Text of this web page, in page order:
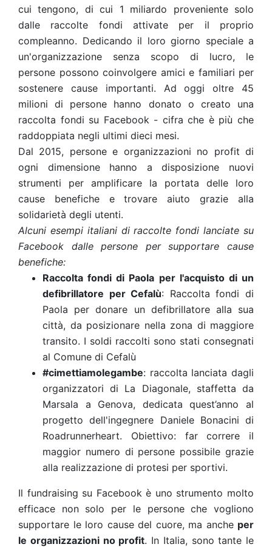
cui tengono, di cui 1 miliardo proveniente solo
dalle raccolte fondi attivate per il proprio
compleanno. Dedicando il loro giorno speciale a
un'organizzazione senza scopo di lucro, le
persone possono coinvolgere amici e familiari per
sostenere cause importanti. Ad oggi oltre 45
milioni di persone hanno donato o creato una
raccolta fondi su Facebook- cifra che è più che
raddoppiata negli ultimi dieci mesi.
Dal 2015, persone e organizzazioni no profit di
ogni dimensione hanno a disposizione nuovi
strumenti per amplificare la portata delle loro
cause benefiche e trovare aiuto grazie alla
solidarietà degli utenti.
Alcuni esempi italiani di raccolte fondi lanciate su
Facebook dalle persone per supportare cause
benefiche:
Raccolta fondi di Paola per l'acquisto di un
defibrillatore per Cefalù: Raccolta fondi di
Paola per donare un defibrillatore alla sua
città, da posizionare nella zona di maggiore
transito. I soldi raccolti sono stati consegnati
al Comune di Cefalù
#cimettiamolegambe: raccolta lanciata dagli
organizzatori di La Diagonale, staffetta da
Marsala a Genova, dedicata quest’anno al
progetto dell'ingegnere Daniele Bonacini di
Roadrunnerheart. Obiettivo: far correre il
maggior numero di persone possibile grazie
alla realizzazione di protesi per sportivi.
Il fundraising su Facebook è uno strumento molto
efficace non solo per le persone che vogliono
supportare le loro cause del cuore, ma anche per
le organizzazioni no profit. In Italia, sono tante le